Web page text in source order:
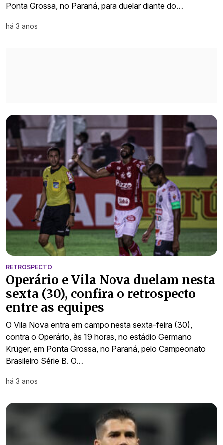
Ponta Grossa, no Paraná, para duelar diante do…
há 3 anos
RETROSPECTO
Operário e Vila Nova duelam nesta
sexta (30), confira o retrospecto
entre as equipes
O Vila Nova entra em campo nesta sexta-feira (30),
contra o Operário, às 19 horas, no estádio Germano
Krüger, em Ponta Grossa, no Paraná, pelo Campeonato
Brasileiro Série B. O…
há 3 anos